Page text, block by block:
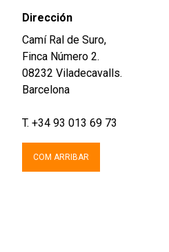
Dirección
Camí Ral de Suro,
Finca Número 2.
08232 Viladecavalls.
Barcelona
T. +34 93 013 69 73
COM ARRIBAR